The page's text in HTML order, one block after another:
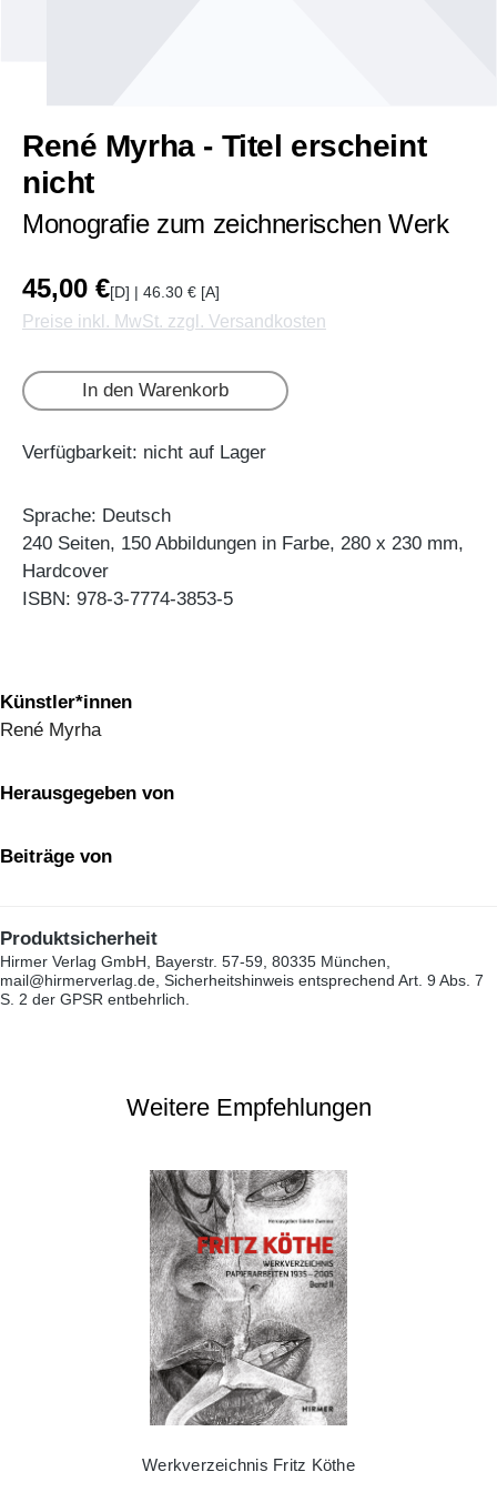
René Myrha - Titel erscheint
nicht
Monografie zum zeichnerischen Werk
45,00 €[D] | 46.30 € [A]
Preise inkl. MwSt. zzgl. Versandkosten
In den Warenkorb
Verfügbarkeit: nicht auf Lager
Sprache: Deutsch
240 Seiten, 150 Abbildungen in Farbe, 280 x 230 mm,
Hardcover
ISBN: 978-3-7774-3853-5
Künstler*innen
René Myrha
Herausgegeben von
Beiträge von
Produktsicherheit
Hirmer Verlag GmbH, Bayerstr. 57-59, 80335 München,
mail@hirmerverlag.de, Sicherheitshinweis entsprechend Art. 9 Abs. 7
S. 2 der GPSR entbehrlich.
Weitere Empfehlungen
Werkverzeichnis Fritz Köthe